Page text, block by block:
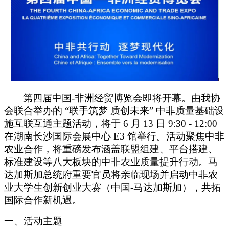
第四届中国-非洲经贸博览会即将开幕。 由我协
会联合举办的 “联手筑梦 质创未来” 中非质量基础设
施互联互通主题活动，将于 6 月 13 日 9:30 - 12:00
在湖南长沙国际会展中心 E3 馆举行。 活动聚焦中非
农业合作，将重磅发布涵盖联盟组建、平台搭建、
标准建设等八大板块的中非农业质量提升行动。马
达加斯加总统府重要官员将亲临现场并启动中非农
业大学生创新创业大赛（中国-马达加斯加），共拓
国际合作新机遇。
一、活动主题